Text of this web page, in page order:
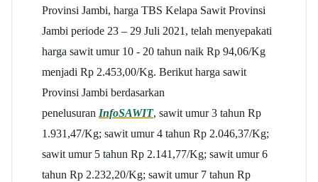
Provinsi Jambi, harga TBS Kelapa Sawit Provinsi
Jambi periode 23 – 29 Juli 2021, telah menyepakati
harga sawit umur 10 - 20 tahun naik Rp 94,06/Kg
menjadi Rp 2.453,00/Kg. Berikut harga sawit
Provinsi Jambi berdasarkan
penelusuran InfoSAWIT, sawit umur 3 tahun Rp
1.931,47/Kg; sawit umur 4 tahun Rp 2.046,37/Kg;
sawit umur 5 tahun Rp 2.141,77/Kg; sawit umur 6
tahun Rp 2.232,20/Kg; sawit umur 7 tahun Rp